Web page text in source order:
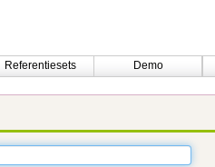
Referentiesets Demo